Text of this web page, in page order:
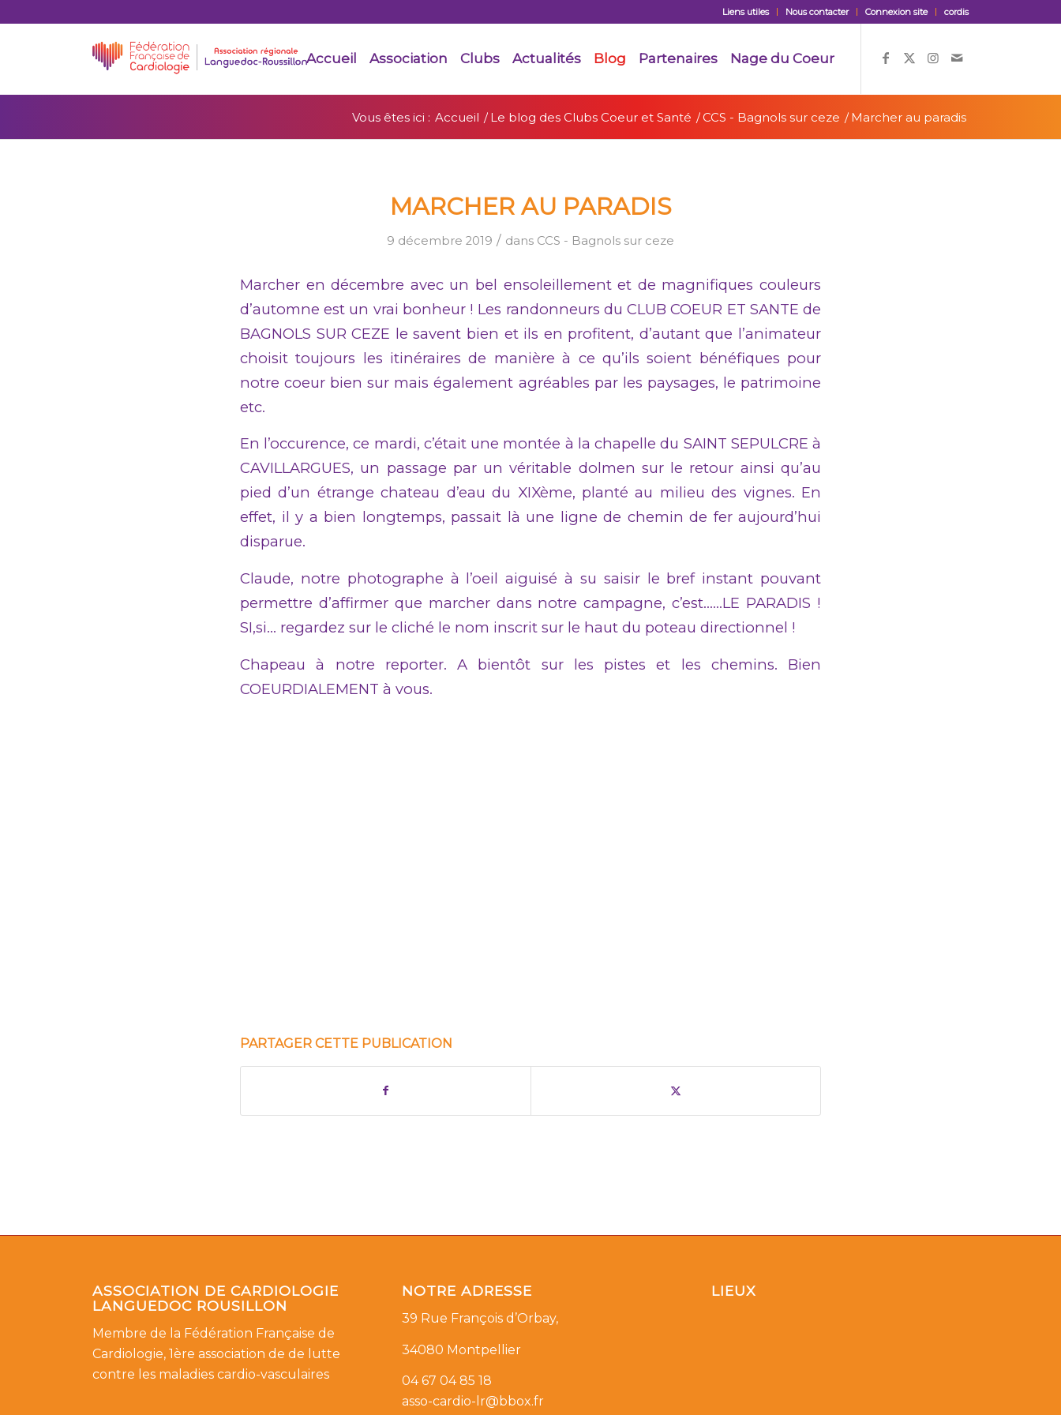
Liens utiles Nous contacter Connexion site cordis
Accueil Association Clubs Actualités Blog Partenaires Nage du Coeur
Vous êtes ici : Accueil / Le blog des Clubs Coeur et Santé / CCS - Bagnols sur ceze / Marcher au paradis
MARCHER AU PARADIS
9 décembre 2019 / dans CCS - Bagnols sur ceze
Marcher en décembre avec un bel ensoleillement et de magnifiques couleurs
d’automne est un vrai bonheur ! Les randonneurs du CLUB COEUR ET SANTE de
BAGNOLS SUR CEZE le savent bien et ils en profitent, d’autant que l’animateur
choisit toujours les itinéraires de manière à ce qu’ils soient bénéfiques pour
notre coeur bien sur mais également agréables par les paysages, le patrimoine
etc.
En l’occurence, ce mardi, c’était une montée à la chapelle du SAINT SEPULCRE à
CAVILLARGUES, un passage par un véritable dolmen sur le retour ainsi qu’au
pied d’un étrange chateau d’eau du XIXème, planté au milieu des vignes. En
effet, il y a bien longtemps, passait là une ligne de chemin de fer aujourd’hui
disparue.
Claude, notre photographe à l’oeil aiguisé à su saisir le bref instant pouvant
permettre d’affirmer que marcher dans notre campagne, c’est……LE PARADIS !
SI,si… regardez sur le cliché le nom inscrit sur le haut du poteau directionnel !
Chapeau à notre reporter. A bientôt sur les pistes et les chemins. Bien
COEURDIALEMENT à vous.
PARTAGER CETTE PUBLICATION
ASSOCIATION DE CARDIOLOGIE
LANGUEDOC ROUSILLON
Membre de la Fédération Française de
Cardiologie, 1ère association de de lutte
contre les maladies cardio-vasculaires
NOTRE ADRESSE
39 Rue François d’Orbay,
34080 Montpellier
04 67 04 85 18
asso-cardio-lr@bbox.fr
LIEUX